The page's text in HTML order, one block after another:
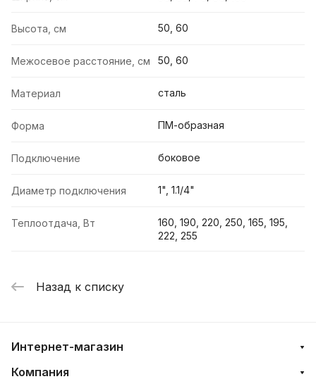
Высота, см 50, 60
Межосевое расстояние, см 50, 60
Материал сталь
Форма ПМ-образная
Подключение боковое
Диаметр подключения 1", 1.1/4"
Теплоотдача, Вт
160, 190, 220, 250, 165, 195,
222, 255
Назад к списку
Интернет-магазин
Компания